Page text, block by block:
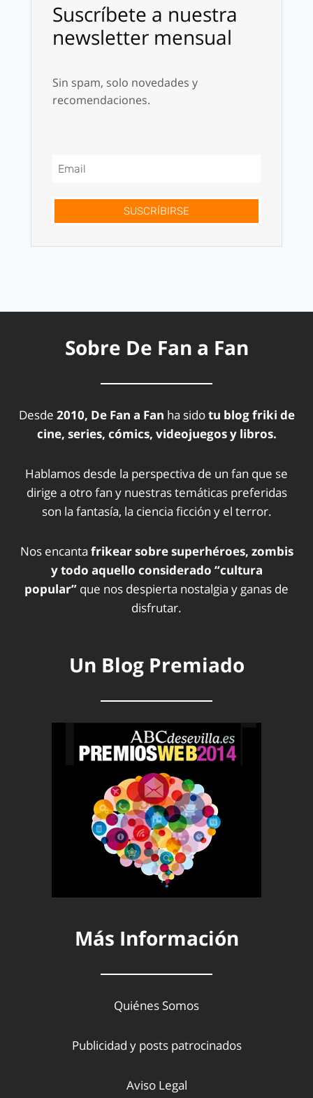
Suscríbete a nuestra
newsletter mensual
Sin spam, solo novedades y
recomendaciones.
SUSCRÍBIRSE
Sobre De Fan a Fan
Desde 2010, De Fan a Fan ha sidotu blog friki de
cine, series, cómics, videojuegos y libros.
Hablamos desde la perspectiva de un fan que se
dirige a otro fan y nuestras temáticas preferidas
son la fantasía, la ciencia ficción y el terror.
Nos encanta frikear sobre superhéroes, zombis
y todo aquello considerado “cultura
popular” que nos despierta nostalgia y ganas de
disfrutar.
Un Blog Premiado
Más Información
Quiénes Somos
Publicidad y posts patrocinados
Aviso Legal